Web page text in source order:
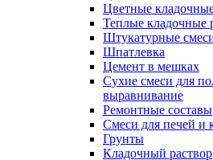
Цветные
Теплые кладочные
Штукатурные
Шпатлевка
Цемент в мешках
Сухие смеси для
выравнивание
Ремонтные составы
Смеси для печей и
Грунты
Кладочный раствор